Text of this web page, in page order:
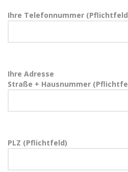
Ihre Telefonnummer
Ihre Adresse
Straße + Hausnummer
PLZ (Pflichtfeld)